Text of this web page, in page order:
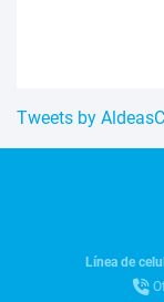
Tweets by
Línea de